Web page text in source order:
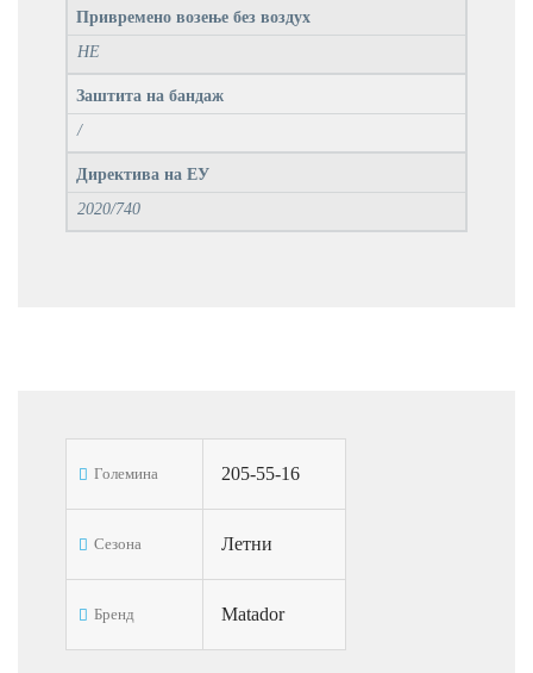
Привремено возење без воздух
НЕ
Заштита на бандаж
/
Директива на ЕУ
2020/740
Големина 205-55-16
Сезона Летни
Бренд Matador